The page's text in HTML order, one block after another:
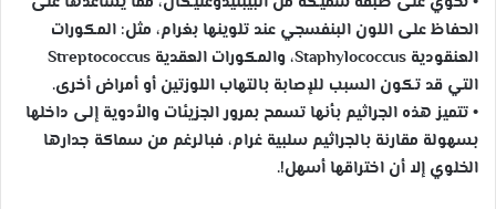
الحفاظ على اللون البنفسجي عند تلوينها بغرام، مثل: المكورات
العنقودية Staphylococcus، والمكورات العقدية Streptococcus
التي قد تكون السبب للإصابة بالتهاب اللوزتين أو أمراض أخرى.
• تتميز هذه الجراثيم بأنها تسمح بمرور الجزيئات والأدوية إلى داخلها
بسهولة مقارنة بالجراثيم سلبية غرام، فبالرغم من سماكة جدارها
الخلوي إلا أن اختراقها أسهل!.